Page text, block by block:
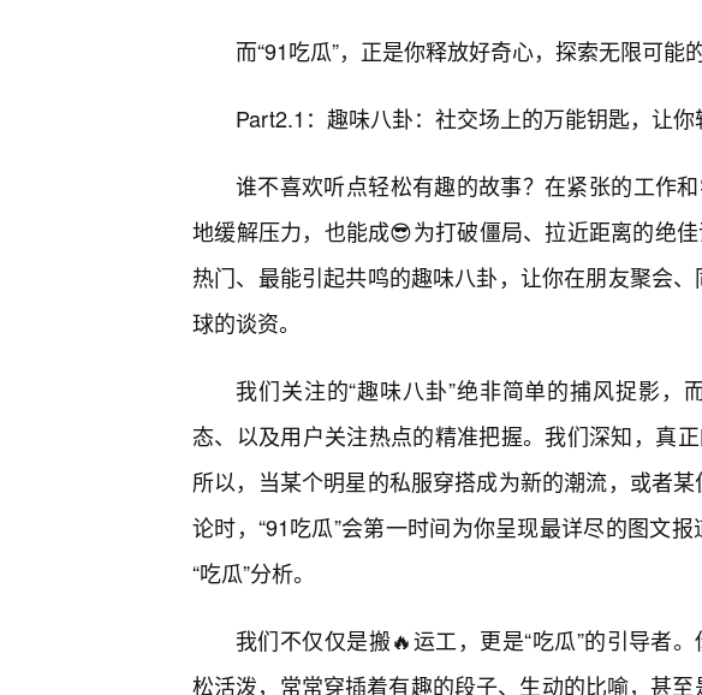
而“91吃瓜”，正是你释放好奇心，探索无限可能
Part2.1：趣味八卦：社交场上的万能钥匙，让
谁不喜欢听点轻松有趣的故事？在紧张的工作
地缓解压力，也能成😎为打破僵局、拉近距离的绝
热门、最能引起共鸣的趣味八卦，让你在朋友聚会
球的谈资。
我们关注的“趣味八卦”绝非简单的捕风捉影，
态、以及用户关注热点的精准把握。我们深知，真正
所以，当某个明星的私服穿搭成为新的潮流，或者
论时，“91吃瓜”会第一时间为你呈现最详尽的图文
“吃瓜”分析。
我们不仅仅是搬🔥运工，更是“吃瓜”的引导者
松活泼，常常穿插着有趣的段子、生动的比喻，甚至